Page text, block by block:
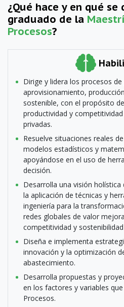
¿Qué hace y en qué se
graduado de la
Procesos?
Dirige y lidera los procesos de
aprovisionamiento,
sostenible, con el propósito
productividad y
privadas.
Resuelve situaciones reales
modelos estadísticos y
apoyándose en el uso de
decisión.
Desarrolla una visión
la aplicación de técnicas y
ingeniería para la
redes globales de valor
competitividad y
Diseña e implementa
innovación y la optimización
abastecimiento.
Desarrolla propuestas y
en los factores y variables
Procesos.